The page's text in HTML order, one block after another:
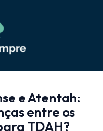
e Atentah:
entre os
TDAH?